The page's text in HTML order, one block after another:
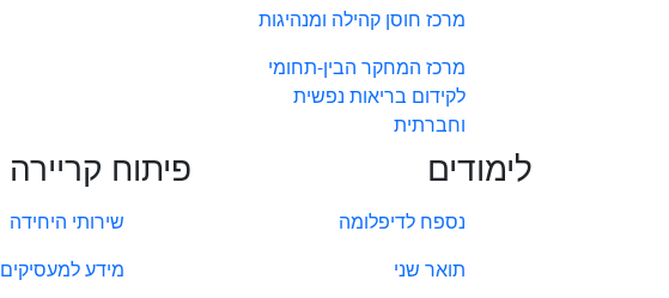
מרכז חוסן קהילה ומנהיגות
מרכז המחקר הבין-תחומי
לקידום בריאות נפשית
וחברתית
לימודים
נספח לדיפלומה
תואר שני
פיתוח קריירה
שירותי היחידה
מידע למעסיקים